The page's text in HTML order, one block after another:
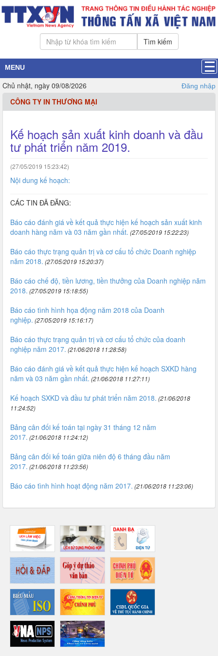
Tìm kiếm
MENU
Chủ nhật, ngày 09/08/2026 Đăng nhập
CÔNG TY IN THƯƠNG MẠI
Kế hoạch sản xuất kinh doanh và đầu
tư phát triển năm 2019.
(27/05/2019 15:23:42)
Nội dung kế hoạch:
CÁC TIN ĐÃ ĐĂNG:
Báo cáo đánh giá về kết quả thực hiện kế hoạch sản xuất kinh
doanh hàng năm và 03 năm gần nhất. (27/05/2019 15:22:23)
Báo cáo thực trạng quản trị và cơ cấu tổ chức Doanh nghiệp
năm 2018. (27/05/2019 15:20:37)
Báo cáo chế độ, tiền lương, tiền thưởng của Doanh nghiệp năm
2018. (27/05/2019 15:18:55)
Báo cáo tình hình họa động năm 2018 của Doanh
nghiệp. (27/05/2019 15:16:17)
Báo cáo thực trạng quản trị và cơ cấu tổ chức của doanh
nghiệp năm 2017. (21/06/2018 11:28:58)
Báo cáo đánh giá về kết quả thực hiện kế hoạch SXKD hàng
năm và 03 năm gần nhất. (21/06/2018 11:27:11)
Kế hoạch SXKD và đầu tư phát triển năm 2018. (21/06/2018
11:24:52)
Bảng cân đối kế toán tại ngày 31 tháng 12 năm
2017. (21/06/2018 11:24:12)
Bảng cân đối kế toán giữa niên độ 6 tháng đầu năm
2017. (21/06/2018 11:23:56)
Báo cáo tình hình hoạt động năm 2017. (21/06/2018 11:23:06)